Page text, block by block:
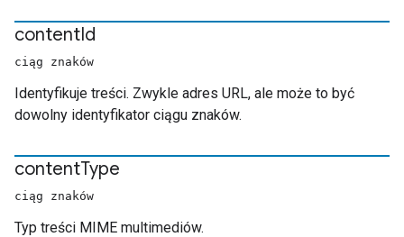
contentId
ciąg znaków
Identyfikuje treści. Zwykle adres URL, ale może to być
dowolny identyfikator ciągu znaków.
contentType
ciąg znaków
Typ treści MIME multimediów.